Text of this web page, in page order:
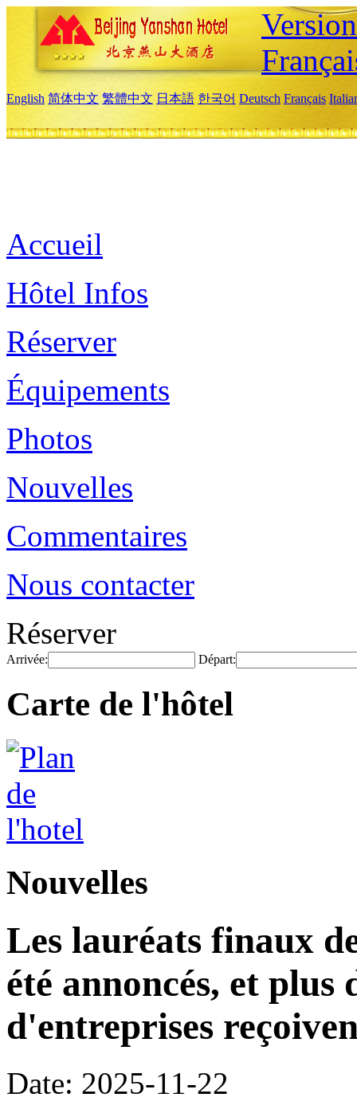
English 简体中文 繁體中文 日本語 한국어 Deutsch Français
Accueil
Hôtel Infos
Réserver
Équipements
Photos
Nouvelles
Commentaires
Nous contacter
Réserver
Arrivée: Départ:
Carte de l'hôtel
Nouvelles
Les lauréats finaux
été annoncés, et
d'entreprises
Date: 2025-11-22